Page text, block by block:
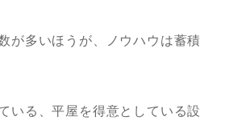
が多いほうが、ノウハウは蓄積
いる、平屋を得意としている設